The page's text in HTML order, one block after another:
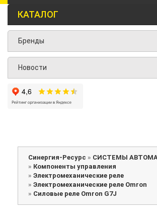
КАТАЛОГ
Бренды
Новости
Синергия-Ресурс » СИСТЕМЫ
» Компоненты управления
» Электромеханические реле
» Электромеханические реле Omron
» Силовые реле Omron G7J